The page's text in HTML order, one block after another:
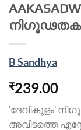
B Sandhya
₹239.00
‘ദേവികുളം’
അവിടത്തെ